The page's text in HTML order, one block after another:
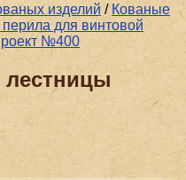
изделий / Кованые
для винтовой
№400